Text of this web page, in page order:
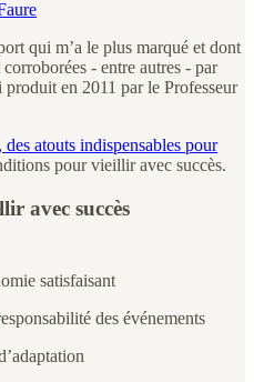
qui m’a le plus marqué et dont
- entre autres - par
produit en 2011 par le Professeur
atouts indispensables pour
pour vieillir avec succès.
avec succès
satisfaisant
des événements